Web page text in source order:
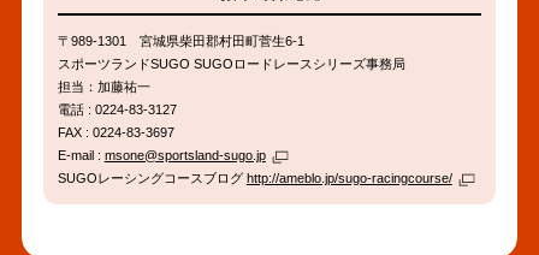
ク
〒989-1301 宮城県柴田郡村田町菅生6-1
スポーツランドSUGO SUGOロードレースシリーズ事務局
担当：加藤祐一
電話 : 0224-83-3127
FAX : 0224-83-3697
E-mail : msone@sportsland-sugo.jp
SUGOレーシングコースブログ http://ameblo.jp/sugo-racingcourse/